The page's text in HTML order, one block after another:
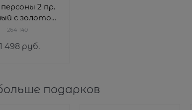
персоны 2 пр.
с золотой
150 мл
264-140
1 498 руб.
подарков